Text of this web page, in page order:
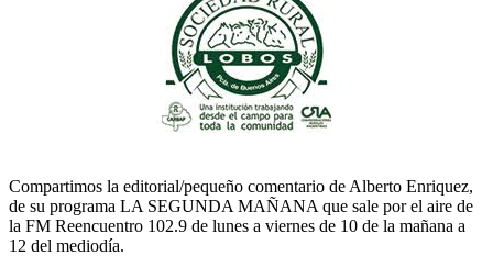
Compartimos la editorial/pequeño comentario de Alberto Enriquez,
de su programa LA SEGUNDA MAÑANA que sale por el aire de
la FM Reencuentro 102.9 de lunes a viernes de 10 de la mañana a
12 del mediodía.